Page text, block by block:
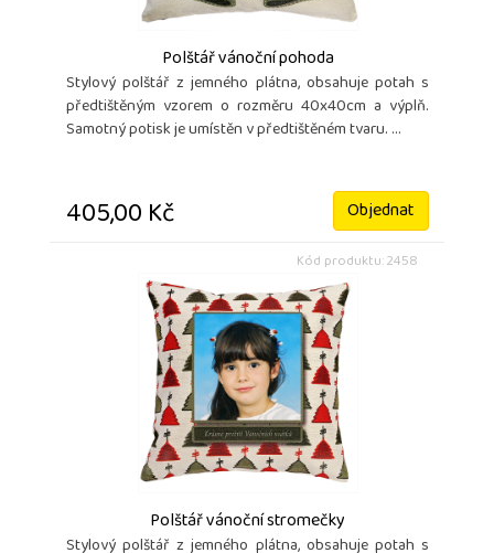
Polštář vánoční pohoda
Stylový polštář z jemného plátna, obsahuje potah s
předtištěným vzorem o rozměru 40x40cm a výplň.
Samotný potisk je umístěn v předtištěném tvaru. ...
405,00 Kč Objednat
Kód produktu: 2458
Polštář vánoční stromečky
Stylový polštář z jemného plátna, obsahuje potah s